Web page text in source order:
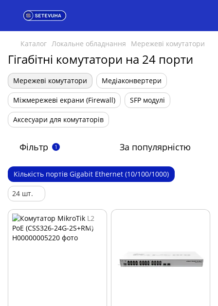
Каталог Локальне обладнання Мережеві комутатори
Гігабітні комутатори на 24 порти
Мережеві комутатори Медіаконвертери
Міжмережеві екрани (Firewall) SFP модулі
Аксесуари для комутаторів
Фільтр 1 За популярністю
Кількість портів Gigabit Ethernet (10/100/1000)
24 шт.